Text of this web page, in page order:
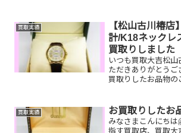
はございませんか
川椿店にお査定させ
買取実績
【松山古川椿店
計/K18ネックレ
買取りしました
いつも買取大吉松
ただきありがとうご
買取りしたお品物の
ぜひ買取大吉松山
てください！💫皆...
買取実績 お買取りしたお
みなさまこんにちは
指す買取店、買取